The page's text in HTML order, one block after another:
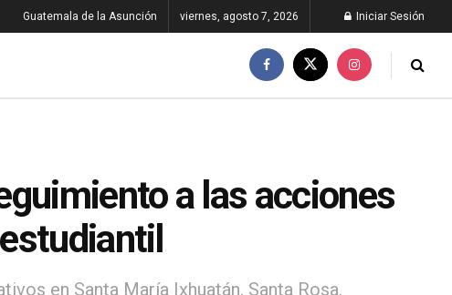
Guatemala de la Asunción viernes, agosto 7, 2026 Iniciar Sesión
a las acciones
en Santa María Ixhuatán, Santa Rosa.